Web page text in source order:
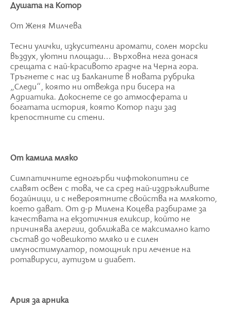
Душата на Котор
От Женя Милчева
Тесни улички, изкусителни аромати, солен морски
въздух, уютни площади... Върховна нега донася
срещата с най-красивото градче на Черна гора.
Тръгнете с нас из Балканите в новата рубрика
„Следи“, която ни отвежда при бисера на
Адриатика. Докоснете се до атмосферата и
богатата история, която Котор пази зад
крепостните си стени.
От камила мляко
Симпатичните едногърби чифтокопитни се
славят освен с това, че са сред най-издръжливите
бозайници, и с невероятните свойства на млякото,
което дават. От д-р Милена Коцева разбираме за
качествата на екзотичния еликсир, който не
причинява алергии, доближава се максимално като
състав до човешкото мляко и е силен
имуностимулатор, помощник при лечение на
ротавируси, аутизъм и диабет.
Ария за арника